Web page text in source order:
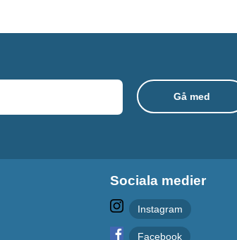
Sociala medier
Instagram
Facebook